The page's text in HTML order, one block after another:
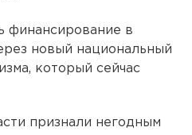
финансирование в
новый национальный
который сейчас
признали негодным